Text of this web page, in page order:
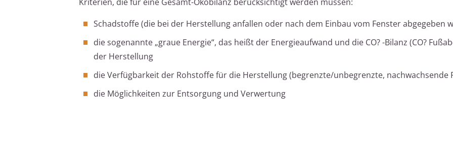
Schadstoffe (die bei der Herstellung anfallen oder nach dem Einbau vom Fenster abgegeben
die sogenannte „graue Energie“, das heißt der Energieaufwand und die CO? -Bilanz (CO?
der Herstellung
die Verfügbarkeit der Rohstoffe für die Herstellung (begrenzte/unbegrenzte, nachwachsende
die Möglichkeiten zur Entsorgung und Verwertung